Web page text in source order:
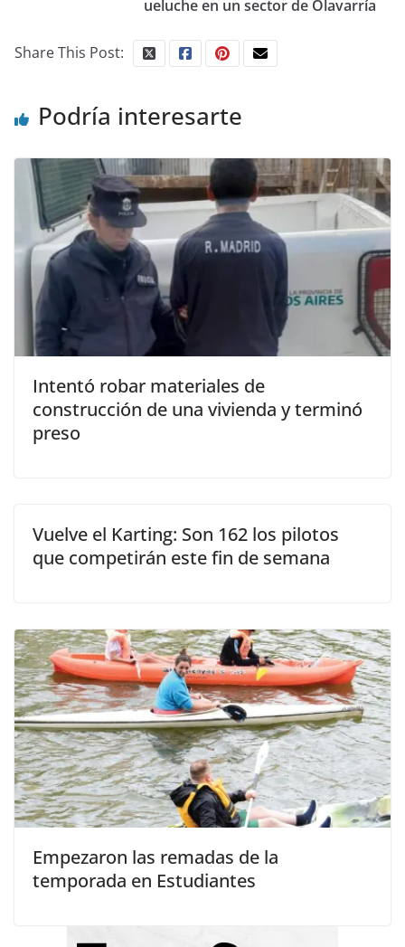
ueluche en un sector de Olavarría
Share This Post:
Podría interesarte
Intentó robar materiales de
construcción de una vivienda y terminó
preso
Vuelve el Karting: Son 162 los pilotos
que competirán este fin de semana
Empezaron las remadas de la
temporada en Estudiantes